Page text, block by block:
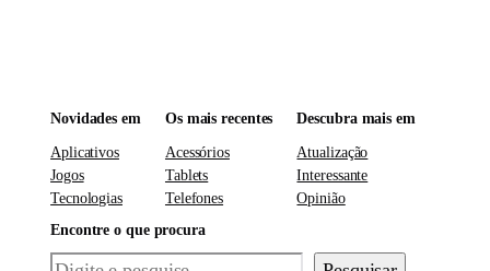
Novidades em
Aplicativos
Jogos
Tecnologias
Os mais recentes
Acessórios
Tablets
Telefones
Descubra mais em
Atualização
Interessante
Opinião
Encontre o que procura
Pesquisar